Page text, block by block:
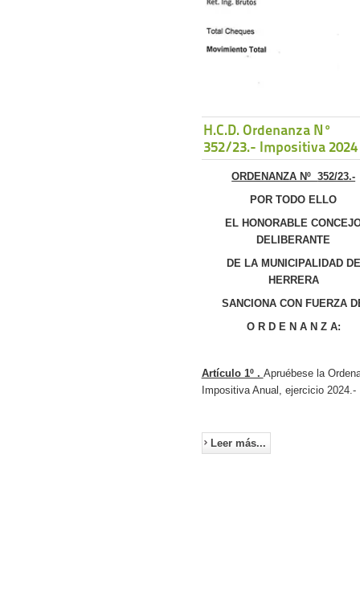
H.C.D. Ordenanza Nº
352/23.- Impositiva 2024
ORDENANZA Nº352/23.-
POR TODO ELLO
EL HONORABLE
DELIBERANTE
DE LA MUNICIPALIDAD DE
HERRERA
SANCIONA CON FUERZA
O R D E N A N Z A:
Artículo 1º . Apruébese la
Impositiva Anual, ejercicio 2024.-
Leer más...